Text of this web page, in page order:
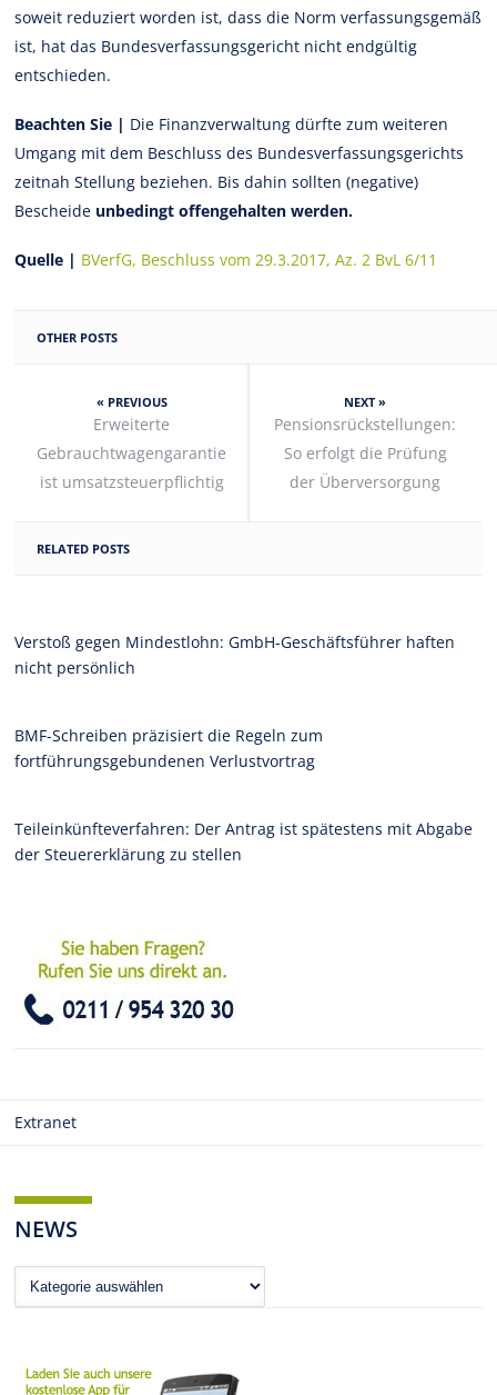
soweit reduziert worden ist, dass die Norm verfassungsgemäß
ist, hat das Bundesverfassungsgericht nicht endgültig
entschieden.
Beachten Sie | Die Finanzverwaltung dürfte zum weiteren
Umgang mit dem Beschluss des Bundesverfassungsgerichts
zeitnah Stellung beziehen. Bis dahin sollten (negative)
Bescheide unbedingt offengehalten werden.
Quelle | BVerfG, Beschluss vom 29.3.2017, Az. 2 BvL 6/11
OTHER POSTS
« PREVIOUS
Erweiterte
Gebrauchtwagengarantie
ist umsatzsteuerpflichtig
NEXT »
Pensionsrückstellungen:
So erfolgt die Prüfung
der Überversorgung
RELATED POSTS
Verstoß gegen Mindestlohn: GmbH-Geschäftsführer haften
nicht persönlich
BMF-Schreiben präzisiert die Regeln zum
fortführungsgebundenen Verlustvortrag
Teileinkünfteverfahren: Der Antrag ist spätestens mit Abgabe
der Steuererklärung zu stellen
Extranet
NEWS
News